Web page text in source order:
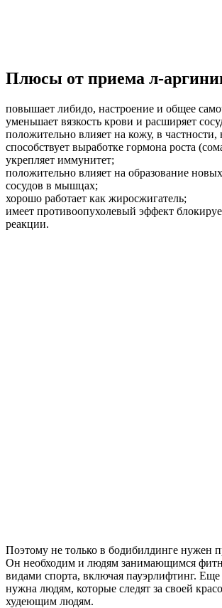
Плюсы от приема л-
повышает либидо, настроение и общее
уменьшает вязкость крови и расширяет
положительно влияет на кожу, в частности,
способствует выработке гормона роста
укрепляет иммунитет;
положительно влияет на образование
сосудов в мышцах;
хорошо работает как жиросжигатель;
имеет противоопухолевый эффект
реакции.
Поэтому не только в бодибилдинге нужен
Он необходим и людям занимающимся
видами спорта, включая пауэрлифтинг.
нужна людям, которые следят за своей
худеющим людям.